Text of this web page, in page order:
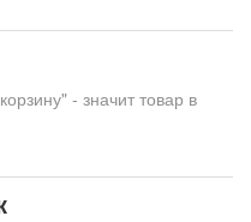
- значит товар в